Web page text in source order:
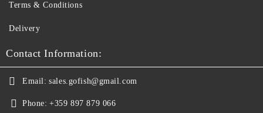
Terms & Conditions
Delivery
Contact Information:
Email: sales.gofish@gmail.com
Phone: +359 897 879 066